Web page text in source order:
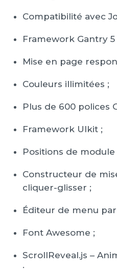
Compatibilité avec
Framework Gantry 5
Mise en page
Couleurs illimitées ;
Plus de 600 polices
Framework UIkit ;
Positions de
Constructeur de
cliquer-glisser ;
Éditeur de menu
Font Awesome ;
ScrollReveal.js –